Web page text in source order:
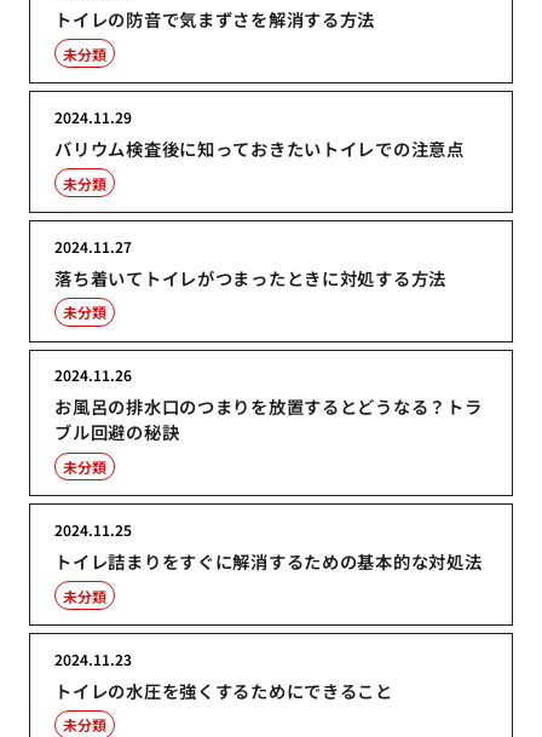
トイレの防音で気まずさを解消する方法
未分類
バリウム検査後に知っておきたいトイレでの注意点
2024.11.29
未分類
落ち着いてトイレがつまったときに対処する方法
2024.11.27
未分類
お風呂の排水口のつまりを放置するとどうなる？トラ
ブル回避の秘訣
2024.11.26
未分類
トイレ詰まりをすぐに解消するための基本的な対処法
2024.11.25
未分類
トイレの水圧を強くするためにできること
2024.11.23
未分類